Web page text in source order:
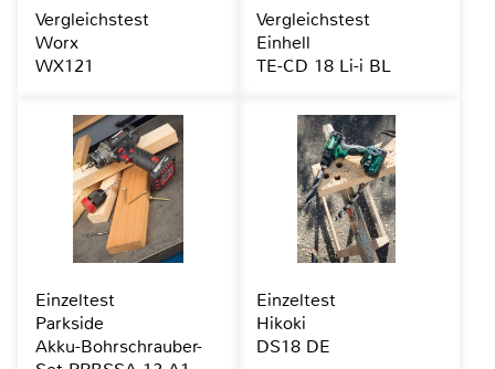
Vergleichstest
Worx
WX121
Vergleichstest
Einhell
TE-CD 18 Li-i BL
Einzeltest
Parkside
Akku-Bohrschrauber-
Einzeltest
Hikoki
DS18 DE